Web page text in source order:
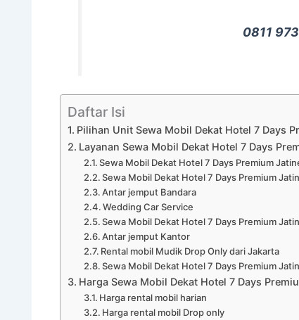
0811
Daftar Isi
Pilihan Unit Sewa Mobil Dekat Hotel 7 Days
Layanan Sewa Mobil Dekat Hotel 7 Days
Sewa Mobil Dekat Hotel 7 Days Premium
Sewa Mobil Dekat Hotel 7 Days Premium
Antar jemput Bandara
Wedding Car Service
Sewa Mobil Dekat Hotel 7 Days Premium
Antar jemput Kantor
Rental mobil Mudik Drop Only dari Jakarta
Sewa Mobil Dekat Hotel 7 Days Premium
Harga Sewa Mobil Dekat Hotel 7 Days
Harga rental mobil harian
Harga rental mobil Drop only